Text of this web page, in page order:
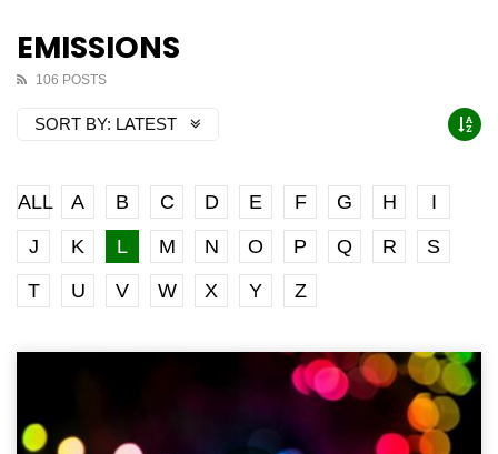
EMISSIONS
106 POSTS
SORT BY: LATEST
ALL A B C D E F G H
I
J
K L M N O P Q R
S
T
U V W X Y Z